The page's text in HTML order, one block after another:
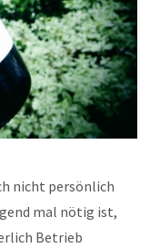
nicht persönlich
mal nötig ist,
Betrieb